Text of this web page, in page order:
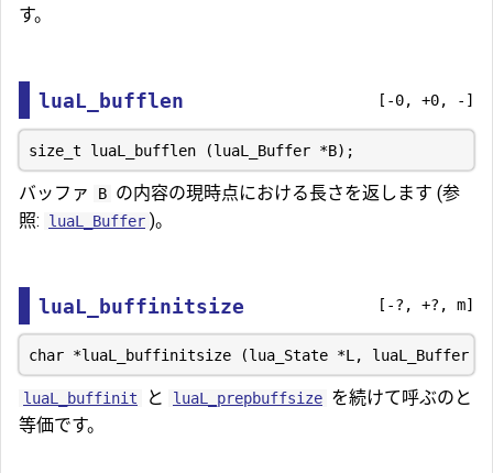
す。
luaL_bufflen [-0, +0, -]
バッファ B の内容の現時点における長さを返します (参
照:
luaL_Buffer )。
luaL_buffinitsize [-?, +?, m]
luaL_buffinit と luaL_prepbuffsize を続けて呼ぶのと
等価です。